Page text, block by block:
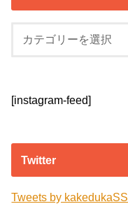
[instagram-feed]
Twitter
Tweets by kakedukaSS